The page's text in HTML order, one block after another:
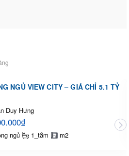
NGỦ VIEW CITY – GIÁ CHỈ 5.1 TỶ
Duy Hưng
ngủ 1_tắm m2